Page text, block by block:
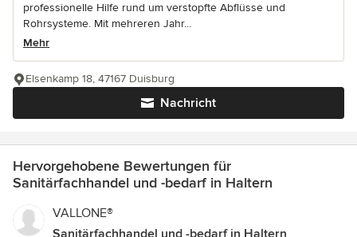
professionelle Hilfe rund um verstopfte Abflüsse und
Rohrsysteme. Mit mehreren Jahr...
Mehr
Nachricht
Elsenkamp 18, 47167 Duisburg
Hervorgehobene Bewertungen für
Sanitärfachhandel und -bedarf in Haltern
VALLONE®